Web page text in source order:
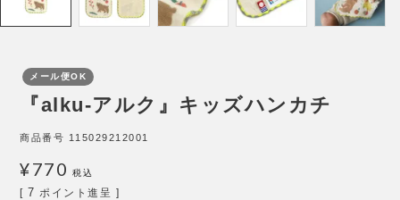
メール便OK
『alku-アルク』キッズハンカチ
商品番号 115029212001
¥770 税込
[ 7 ポイント進呈 ]